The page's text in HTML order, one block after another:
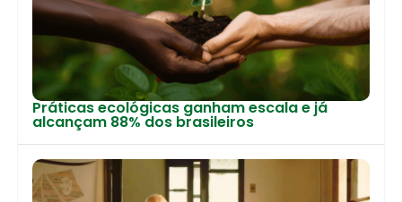
Práticas ecológicas ganham escala e já
alcançam 88% dos brasileiros